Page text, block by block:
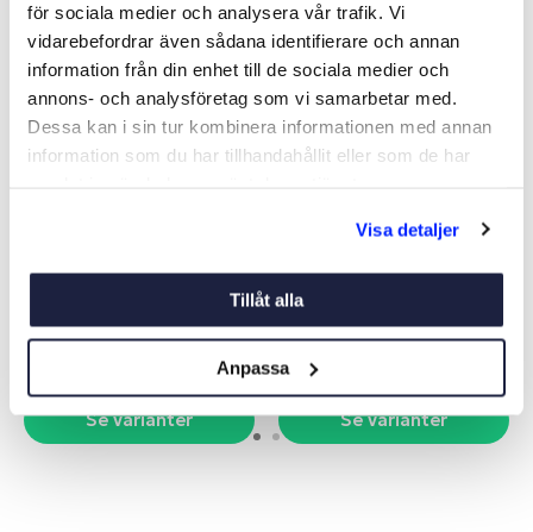
för sociala medier och analysera vår trafik. Vi
vidarebefordrar även sådana identifierare och annan
information från din enhet till de sociala medier och
annons- och analysföretag som vi samarbetar med.
Dessa kan i sin tur kombinera informationen med annan
information som du har tillhandahållit eller som de har
Visa detaljer
Tillåt alla
Anpassa
Art nr: V15560
Se varianter
GUMMILINA BLÅ
Art nr: V06366
Från 179 kr
Se varianter